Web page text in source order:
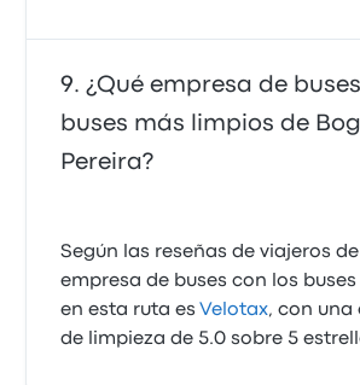
¿Qué empresa de
buses más limpios de
Pereira?
Según las reseñas de viajeros
empresa de buses con los
en esta ruta es Velotax, con una
de limpieza de 5.0 sobre 5